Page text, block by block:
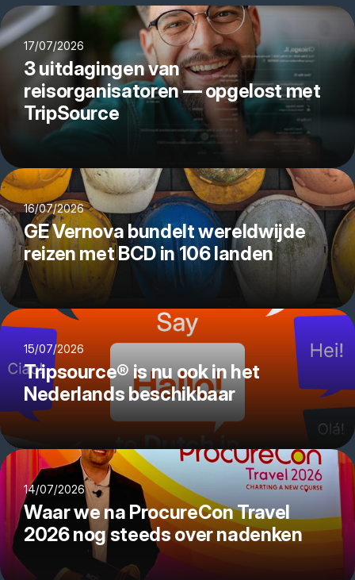
17/07/2026
3 uitdagingen van
reisorganisatoren — opgelost met
TripSource
16/07/2026
GE Vernova bundelt wereldwijde
reizen met BCD in 106 landen
15/07/2026
Tripsource® is nu ook in het
Nederlands beschikbaar
14/07/2026
Waar we na ProcureCon Travel
2026 nog steeds over nadenken